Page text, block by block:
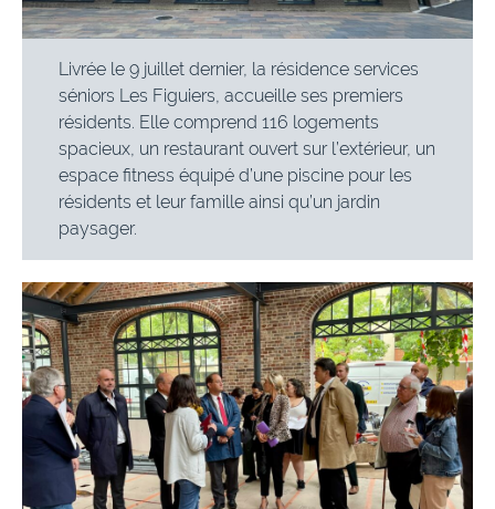
Livrée le 9 juillet dernier, la résidence services
séniors Les Figuiers, accueille ses premiers
résidents. Elle comprend 116 logements
spacieux, un restaurant ouvert sur l’extérieur, un
espace fitness équipé d’une piscine pour les
résidents et leur famille ainsi qu’un jardin
paysager.